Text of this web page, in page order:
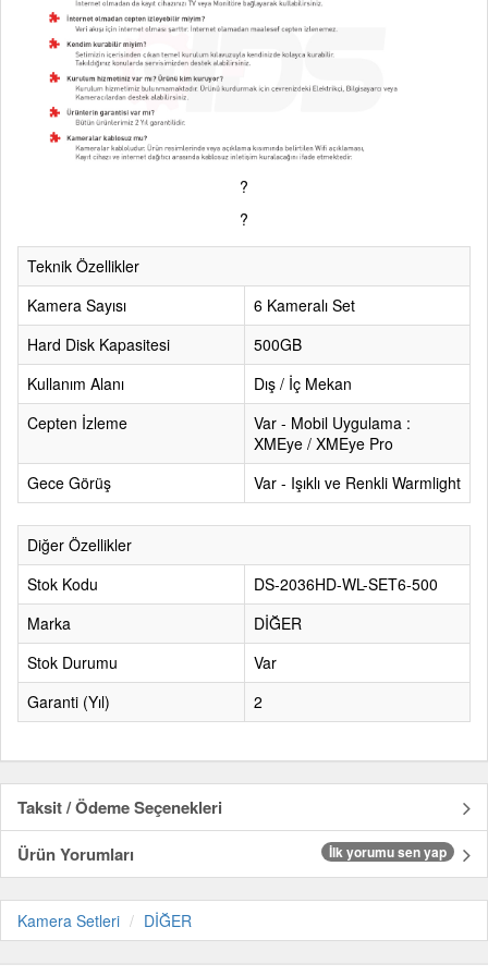
?
?
Teknik Özellikler
Kamera Sayısı
6 Kameralı Set
Hard Disk Kapasitesi
500GB
Kullanım Alanı
Dış / İç Mekan
Cepten İzleme
Var - Mobil Uygulama :
XMEye / XMEye Pro
Gece Görüş
Var - Işıklı ve Renkli Warmlight
Diğer Özellikler
Stok Kodu
DS-2036HD-WL-SET6-500
Marka
DİĞER
Stok Durumu
Var
Garanti (Yıl)
2
Taksit / Ödeme Seçenekleri
Ürün Yorumları
İlk yorumu sen yap
Kamera Setleri DİĞER